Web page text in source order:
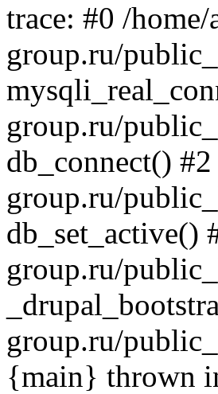
trace: #0 /
group.ru/
group.ru/
db_connect()
group.ru/
db_set_active()
group.ru/
group.ru/
{main} thrown